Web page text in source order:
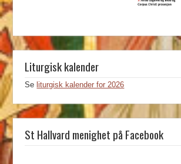
Liturgisk kalender
Se liturgisk kalender for 2026
St Hallvard menighet på Facebook